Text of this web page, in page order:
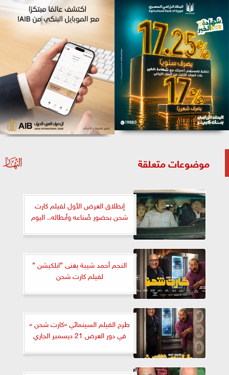
موضوعات متعلقة
إنطلاق العرض الأول لفيلم كارت
شحن بحضور صُناعه وأبطاله.. اليوم
النجم أحمد شيبة يغنى ”ابلكيشن ”
لفيلم كارت شحن
طرح الفيلم السينمائي «كارت شحن »
في دور العرض 21 ديسمبر الجاري